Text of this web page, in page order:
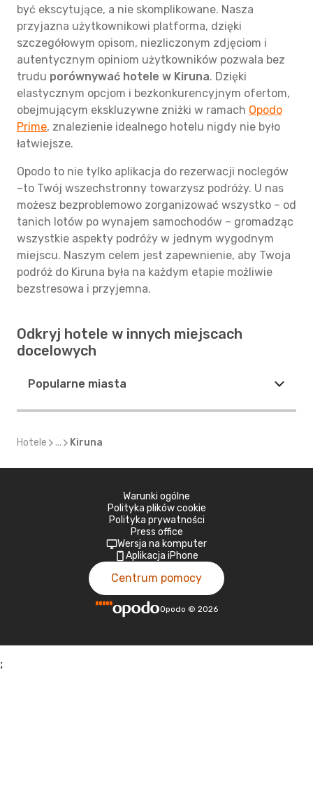
być ekscytujące, a nie skomplikowane. Nasza
przyjazna użytkownikowi platforma, dzięki
szczegółowym opisom, niezliczonym zdjęciom i
autentycznym opiniom użytkowników pozwala bez
trudu porównywać hotele w Kiruna. Dzięki
elastycznym opcjom i bezkonkurencyjnym ofertom,
obejmującym ekskluzywne zniżki w ramach Opodo
Prime, znalezienie idealnego hotelu nigdy nie było
łatwiejsze.
Opodo to nie tylko aplikacja do rezerwacji noclegów
–to Twój wszechstronny towarzysz podróży. U nas
możesz bezproblemowo zorganizować wszystko – od
tanich lotów po wynajem samochodów – gromadząc
wszystkie aspekty podróży w jednym wygodnym
miejscu. Naszym celem jest zapewnienie, aby Twoja
podróż do Kiruna była na każdym etapie możliwie
bezstresowa i przyjemna.
Odkryj hotele w innych miejscach
docelowych
Popularne miasta
Hotele ... Kiruna
Warunki ogólne
Polityka plików cookie
Polityka prywatności
Press office
Wersja na komputer
Aplikacja iPhone
Centrum pomocy
Opodo © 2026
;